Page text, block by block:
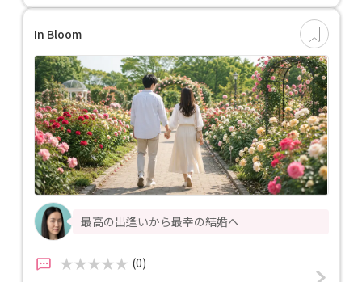
In Bloom
最高の出逢いから最幸の結婚へ
(0)